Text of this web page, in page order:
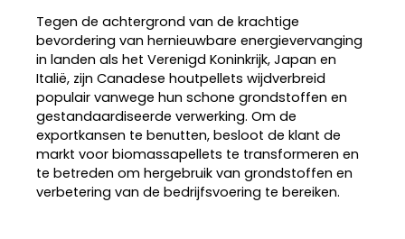
Tegen de achtergrond van de krachtige
bevordering van hernieuwbare energievervanging
in landen als het Verenigd Koninkrijk, Japan en
Italië, zijn Canadese houtpellets wijdverbreid
populair vanwege hun schone grondstoffen en
gestandaardiseerde verwerking. Om de
exportkansen te benutten, besloot de klant de
markt voor biomassapellets te transformeren en
te betreden om hergebruik van grondstoffen en
verbetering van de bedrijfsvoering te bereiken.